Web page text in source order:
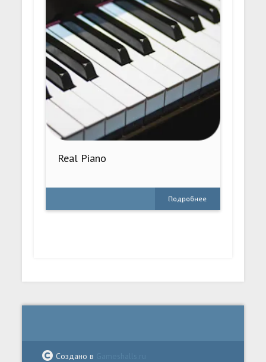
Real Piano
Подробнее
Создано в